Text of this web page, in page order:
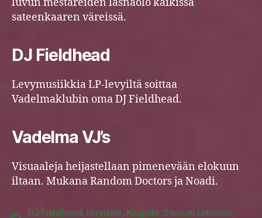
sateenkaaren väreissä.
DJ Fieldhead
Levymusiikkia LP-levyiltä soittaa
Vadelmaklubin oma DJ Fieldhead.
Vadelma VJ’s
Visuaaleja heijastellaan pimenevään elokuun
iltaan. Mukana Random Doctors ja Noadi.
DJ Fieldhead Hirvitalo Kuupulu ,Samuel Leminen